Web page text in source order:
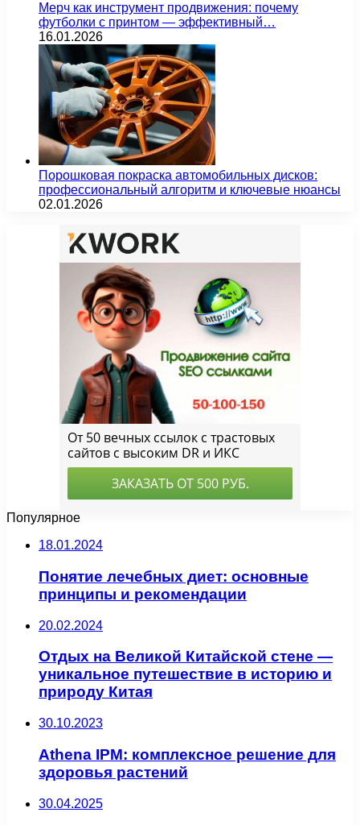
Мерч как инструмент продвижения: почему
футболки с принтом — эффективный…
16.01.2026
Порошковая покраска автомобильных дисков:
профессиональный алгоритм и ключевые нюансы
02.01.2026
Популярное
18.01.2024
Понятие лечебных диет: основные
принципы и рекомендации
20.02.2024
Отдых на Великой Китайской стене —
уникальное путешествие в историю и
природу Китая
30.10.2023
Athena IPM: комплексное решение для
здоровья растений
30.04.2025